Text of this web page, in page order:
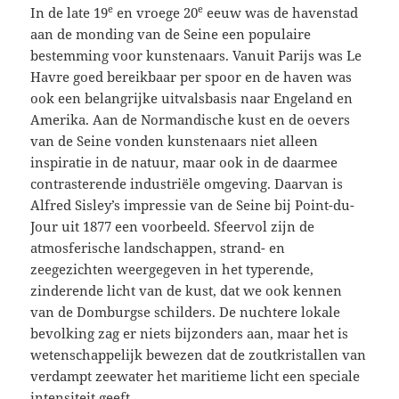
In de late 19e en vroege 20e eeuw was de havenstad
aan de monding van de Seine een populaire
bestemming voor kunstenaars. Vanuit Parijs was Le
Havre goed bereikbaar per spoor en de haven was
ook een belangrijke uitvalsbasis naar Engeland en
Amerika. Aan de Normandische kust en de oevers
van de Seine vonden kunstenaars niet alleen
inspiratie in de natuur, maar ook in de daarmee
contrasterende industriële omgeving. Daarvan is
Alfred Sisley’s impressie van de Seine bij Point-du-
Jour uit 1877 een voorbeeld. Sfeervol zijn de
atmosferische landschappen, strand- en
zeegezichten weergegeven in het typerende,
zinderende licht van de kust, dat we ook kennen
van de Domburgse schilders. De nuchtere lokale
bevolking zag er niets bijzonders aan, maar het is
wetenschappelijk bewezen dat de zoutkristallen van
verdampt zeewater het maritieme licht een speciale